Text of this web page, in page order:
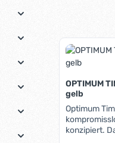
OPTIMUM
gelb
Optimum
konzipiert.